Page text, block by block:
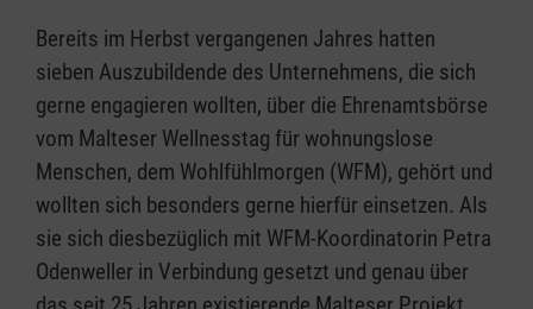
Bereits im Herbst vergangenen Jahres hatten
sieben Auszubildende des Unternehmens, die sich
gerne engagieren wollten, über die Ehrenamtsbörse
vom Malteser Wellnesstag für wohnungslose
Menschen, dem Wohlfühlmorgen (WFM), gehört und
wollten sich besonders gerne hierfür einsetzen. Als
sie sich diesbezüglich mit WFM-Koordinatorin Petra
Odenweller in Verbindung gesetzt und genau über